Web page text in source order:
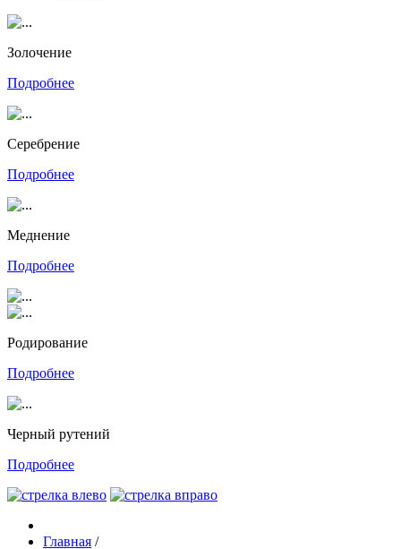
Золочение
Подробнее
Серебрение
Подробнее
Меднение
Подробнее
Родирование
Подробнее
Черный рутений
Подробнее
Главная /